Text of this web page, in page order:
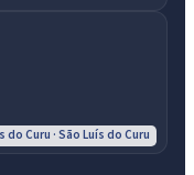
Curu · São Luís do Curu
Diário Oficial,